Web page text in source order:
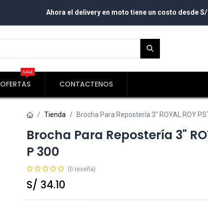
Ahora el delivery en moto tiene un costo desde S/
OFERTAS
SALE
CONTACTENOS
Tienda Brocha Para Repostería 3" ROYAL ROY
Brocha Para Repostería 3"
P 300
(0 reseña)
S/ 34.10